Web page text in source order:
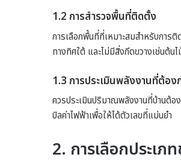
1.2 การสำรวจพื้นที่ติดตั้ง
การเลือกพื้นที่ที่เหมาะสมสำหรับกา
ทางทิศใต้ และไม่มีสิ่งกีดขวางเช่นต้น
1.3 การประเมินพลังงานที่ต้อง
ควรประเมินปริมาณพลังงานที่บ้านต้อ
บิลค่าไฟฟ้าเพื่อให้ได้ตัวเลขที่แม่นยำ
2. การเลือกประเ